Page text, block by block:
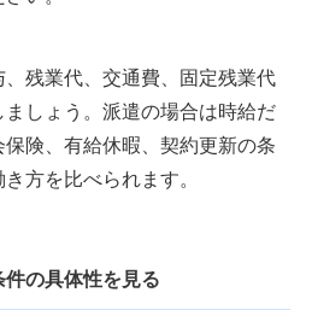
残業代、交通費、固定残業代
しょう。派遣の場合は時給だ
険、有給休暇、契約更新の条
方を比べられます。
の具体性を見る